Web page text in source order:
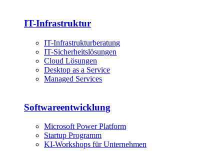
IT-Infrastruktur
IT-Infrastrukturberatung
IT-Sicherheitslösungen
Cloud Lösungen
Desktop as a Service
Managed Services
Softwareentwicklung
Microsoft Power Platform
Startup Programm
KI-Workshops für Unternehmen